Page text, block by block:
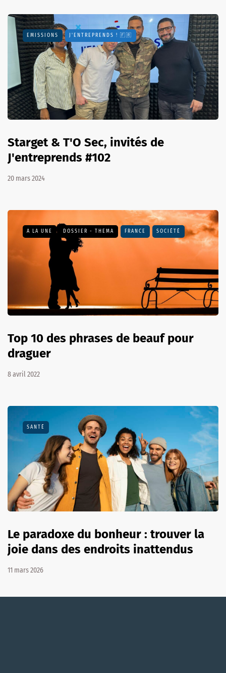
EMISSIONS J'ENTREPRENDS ! 🇫🇷
Starget & T'O Sec, invités de
J'entreprends #102
20 mars 2024
A LA UNE DOSSIER - THEMA FRANCE SOCIÉTÉ
Top 10 des phrases de beauf pour
draguer
8 avril 2022
SANTÉ
Le paradoxe du bonheur : trouver la
joie dans des endroits inattendus
11 mars 2026